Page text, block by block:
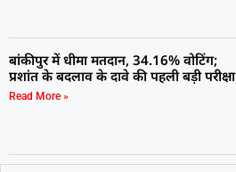
बांकीपुर में धीमा मतदान, 34.16% वोटिंग;
प्रशांत के बदलाव के दावे की पहली बड़ी परीक्षा
Read More »